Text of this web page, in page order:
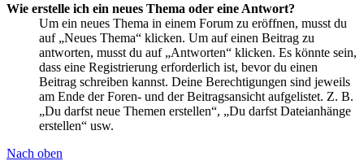
Wie erstelle ich ein neues Thema oder eine Antwort?
Um ein neues Thema in einem Forum zu eröffnen, musst du
auf „Neues Thema“ klicken. Um auf einen Beitrag zu
antworten, musst du auf „Antworten“ klicken. Es könnte sein,
dass eine Registrierung erforderlich ist, bevor du einen
Beitrag schreiben kannst. Deine Berechtigungen sind jeweils
am Ende der Foren- und der Beitragsansicht aufgelistet. Z. B.
„Du darfst neue Themen erstellen“, „Du darfst Dateianhänge
erstellen“ usw.
Nach oben